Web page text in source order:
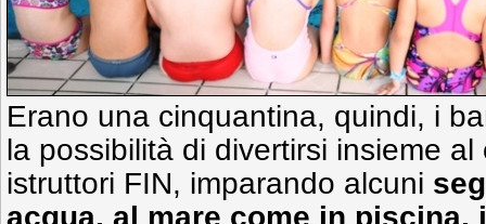
Erano una cinquantina, quindi, i
la possibilità di divertirsi insieme
istruttori FIN, imparando alcuni
acqua, al mare come in piscina,